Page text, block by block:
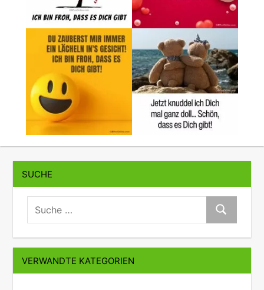
SUCHE
suche:
Suche
VERWANDTE KATEGORIEN